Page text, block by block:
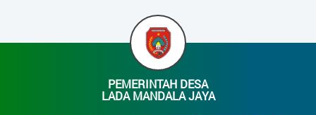
PEMERINTAH DESA
LADA MANDALA JAYA